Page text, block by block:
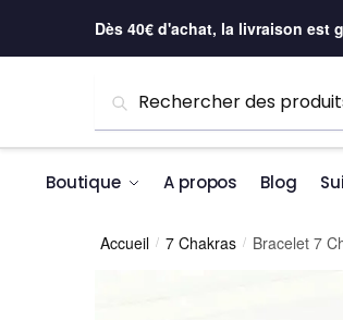
Dès 40€ d'achat, la livraison est
Recherche
Boutique A propos Blog
Accueil / 7 Chakras / Bracelet 7